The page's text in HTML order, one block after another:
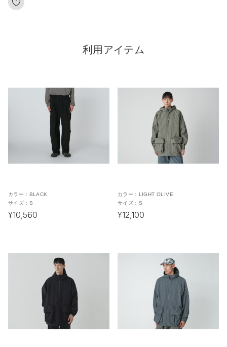
利用アイテム
カラー： BLACK
サイズ： S
¥10,560
カラー： LIGHT OLIVE
サイズ： S
¥12,100